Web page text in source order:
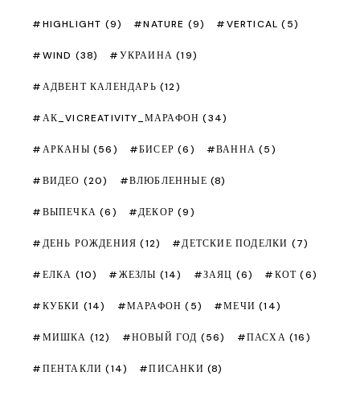
HIGHLIGHT (9) NATURE (9) VERTICAL (5)
WIND (38) УКРАИНА (19)
АДВЕНТ КАЛЕНДАРЬ (12)
АК_VICREATIVITY_МАРАФОН (34)
АРКАНЫ (56) БИСЕР (6) ВАННА (5)
ВИДЕО (20) ВЛЮБЛЕННЫЕ (8)
ВЫПЕЧКА (6) ДЕКОР (9)
ДЕНЬ РОЖДЕНИЯ (12) ДЕТСКИЕ ПОДЕЛКИ (7)
ЕЛКА (10) ЖЕЗЛЫ (14) ЗАЯЦ (6) КОТ (6)
КУБКИ (14) МАРАФОН (5) МЕЧИ (14)
МИШКА (12) НОВЫЙ ГОД (56) ПАСХА (16)
ПЕНТАКЛИ (14) ПИСАНКИ (8)